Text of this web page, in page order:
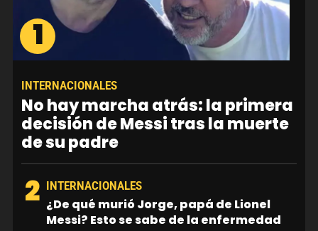
1
INTERNACIONALES
No hay marcha atrás: la primera
decisión de Messi tras la muerte
de su padre
2 INTERNACIONALES
¿De qué murió Jorge, papá de Lionel
Messi? Esto se sabe de la enfermedad